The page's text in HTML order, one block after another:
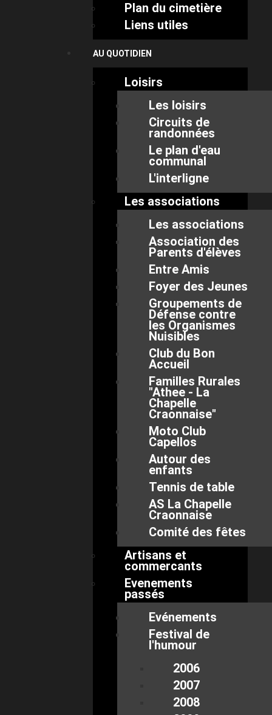
Plan du cimetière
Liens utiles
AU QUOTIDIEN
Loisirs
Les loisirs
Circuits de
randonnées
Le plan d'eau
communal
L'interligne
Les associations
Les associations
Association des
Parents d'élèves
Entre Amis
Foyer des Jeunes
Groupements de
Défense contre
les Organismes
Nuisibles
Club du Bon
Accueil
Familles Rurales
"Athee - La
Chapelle
Craonnaise"
Moto Club
Capellos
Autour des
enfants
Tennis de table
AS La Chapelle
Craonnaise
Comité des fêtes
Artisans et
commercants
Evenements
passés
Evénements
Festival de
l'humour
2006
2007
2008